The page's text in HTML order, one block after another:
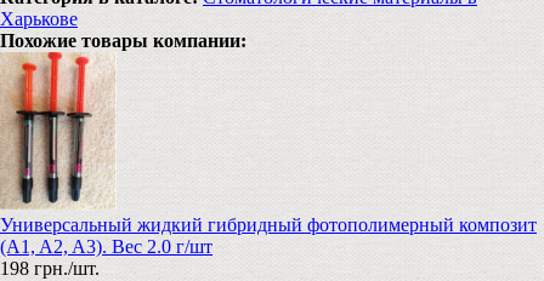
Харькове
Похожие товары компании:
Универсальный жидкий гибридный фотополимерный композит
(A1, A2, A3). Вес 2.0 г/шт
198 грн./шт.